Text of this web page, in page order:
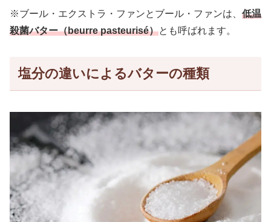
※ブール・エクストラ・ファンとブール・ファンは、 低温
殺菌バター（beurre pasteurisé）とも呼ばれます。
塩分の違いによるバターの種類